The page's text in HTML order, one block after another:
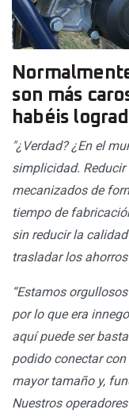
son más
habéis
"¿Verdad? ¿En el
simplicidad.
mecanizados de
tiempo de
sin reducir la
trasladar los
“Estamos
por lo que era
aquí puede ser
podido conectar
mayor tamaño y,
Nuestros